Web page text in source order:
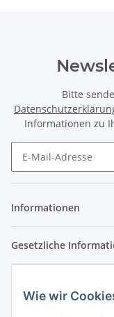
Wie wir
Bitte
Informationen zu
Informationen
Gesetzliche